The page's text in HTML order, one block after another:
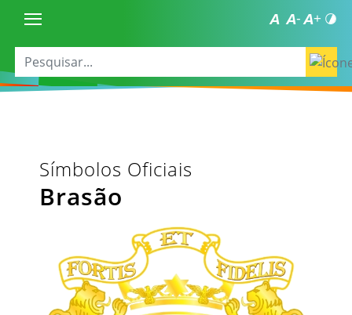
Símbolos Oficiais
Brasão